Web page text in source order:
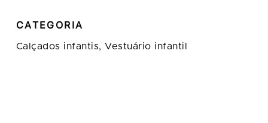
CATEGORIA
Calçados infantis,Vestuário infantil